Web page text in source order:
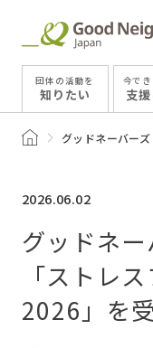
団体の活動を
知りたい
今で
支
トップページグッドネーバー
2026.06.02
グッドネ
「ストレ
2026」を